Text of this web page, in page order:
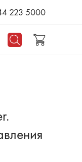
223 5000